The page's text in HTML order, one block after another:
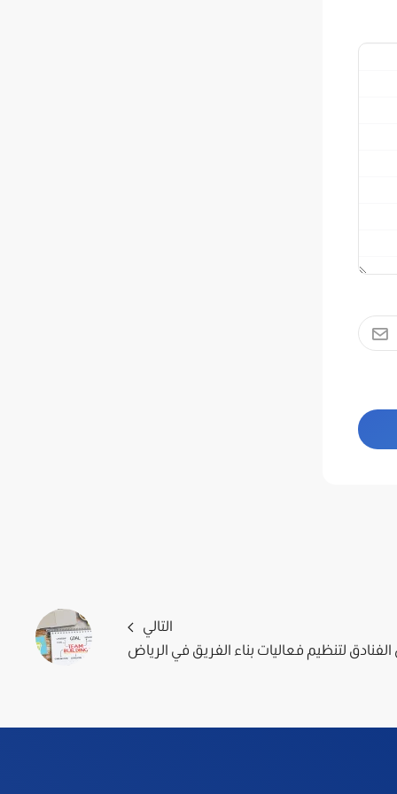
التالي
لتنظيم فعاليات بناء الفريق في الرياض